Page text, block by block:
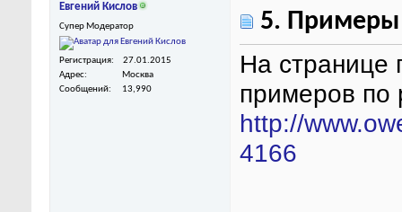
Евгений Кислов
Супер Модератор
Регистрация
27.01.2015
Адрес
Москва
Сообщений
13,990
5. Примеры
На странице
примеров по
http://
4166